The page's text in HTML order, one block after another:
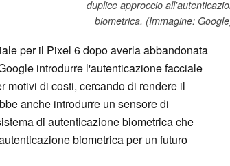
duplice approccio
biometrica. (Immagine:
per il Pixel 6 dopo averla abbandonata
introdurre l'autenticazione facciale
motivi di costi, cercando di rendere il
anche introdurre un sensore di
di autenticazione biometrica che
biometrica per un futuro